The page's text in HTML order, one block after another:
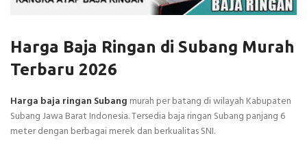
Harga Baja Ringan di Subang Murah
Terbaru 2026
Harga baja ringan Subang murah per batang di wilayah Kabupaten
Subang Jawa Barat Indonesia. Tersedia baja ringan Subang panjang 6
meter dengan berbagai merek dan berkualitas SNI.